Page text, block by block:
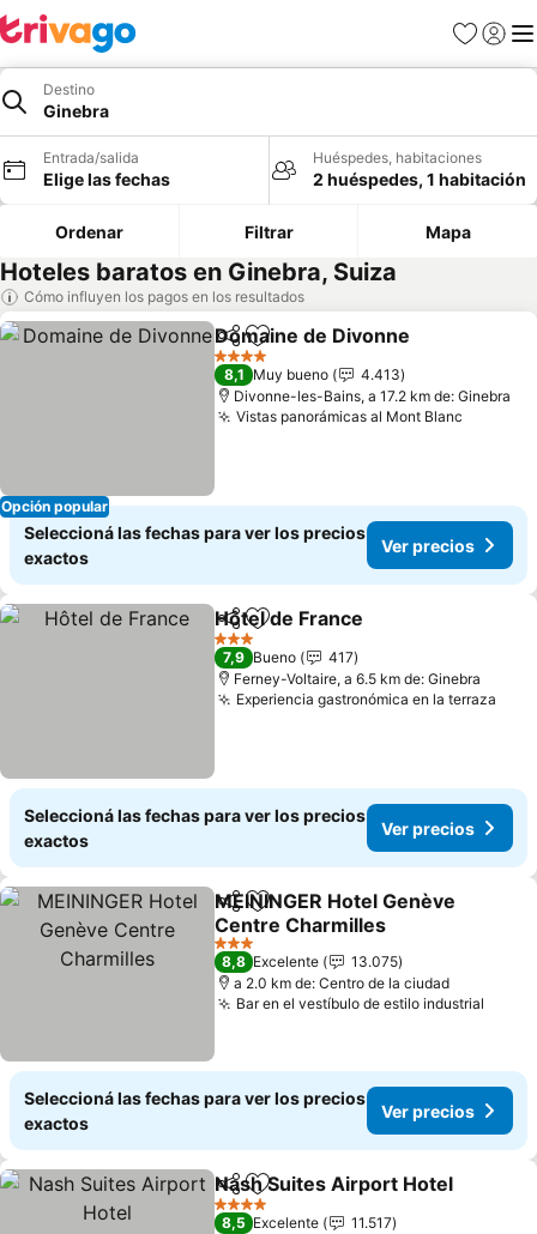
Favoritos
Iniciar
Destino
Ginebra
Entrada/salida
Elige las fechas
Huéspedes, habitaciones
2 huéspedes, 1 habitación
Ordenar Filtrar Mapa
Hoteles baratos en Ginebra, Suiza
Cómo influyen los pagos en los resultados
Opción popular
CompartirAñadir a favoritos
Domaine de Divonne
4 Estrellas
8,1 Muy bueno
4.413
Divonne-les-Bains, a 17.2 km de: Ginebra
Vistas panorámicas al Mont Blanc
Seleccioná las fechas para ver los precios
exactos
Ver precios
CompartirAñadir a favoritos
Hôtel de France
3 Estrellas
7,9 Bueno
417
Ferney-Voltaire, a 6.5 km de: Ginebra
Experiencia gastronómica en la terraza
Seleccioná las fechas para ver los precios
exactos
Ver precios
CompartirAñadir a favoritos
MEININGER Hotel Genève
Centre Charmilles
3 Estrellas
8,8 Excelente
13.075
a 2.0 km de: Centro de la ciudad
Bar en el vestíbulo de estilo industrial
Seleccioná las fechas para ver los precios
exactos
Ver precios
CompartirAñadir a favoritos
Nash Suites Airport Hotel
4 Estrellas
8,5 Excelente
11.517